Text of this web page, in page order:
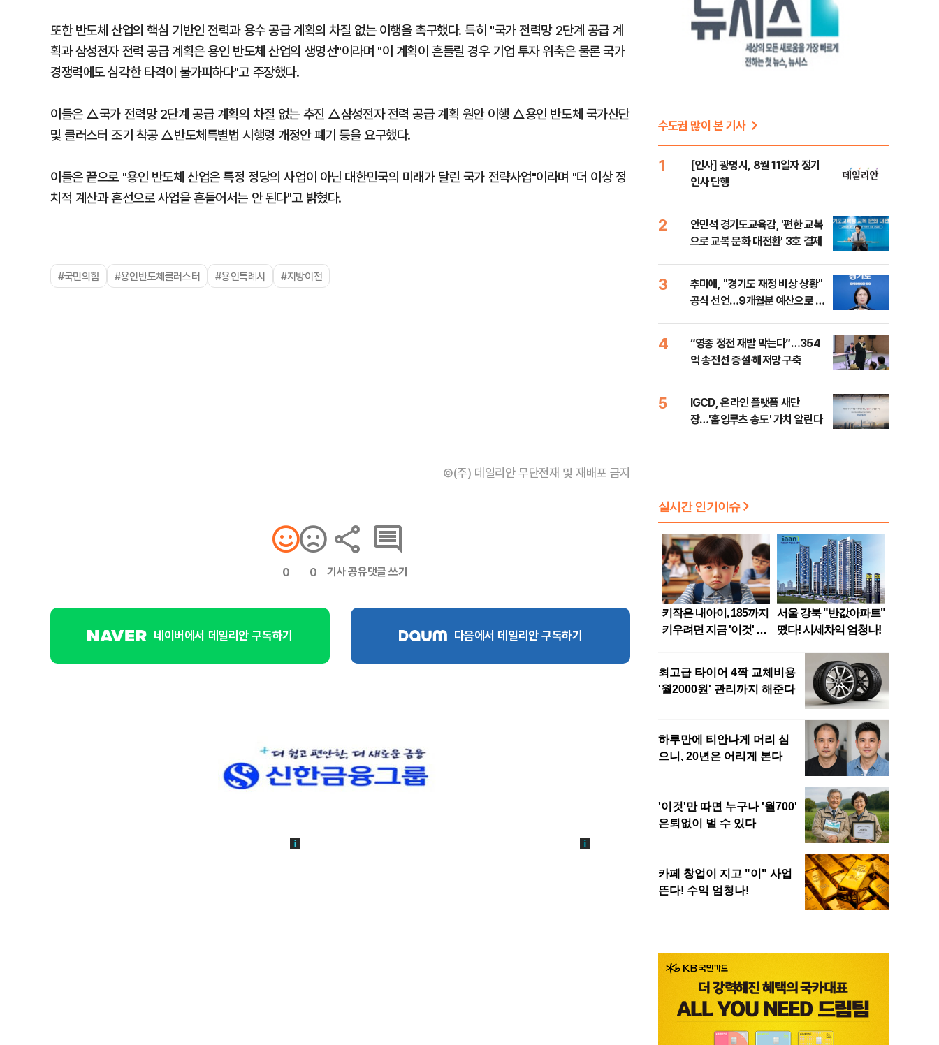
또한 반도체 산업의 핵심 기반인 전력과 용수 공급 계획의 차질 없는 이행을 촉구했다. 특히 "국가 전력망 2단계 공급 계
획과 삼성전자 전력 공급 계획은 용인 반도체 산업의 생명선"이라며 "이 계획이 흔들릴 경우 기업 투자 위축은 물론 국가
경쟁력에도 심각한 타격이 불가피하다"고 주장했다.
이들은 △국가 전력망 2단계 공급 계획의 차질 없는 추진 △삼성전자 전력 공급 계획 원안 이행 △용인 반도체 국가산단
및 클러스터 조기 착공 △반도체특별법 시행령 개정안 폐기 등을 요구했다.
이들은 끝으로 "용인 반도체 산업은 특정 정당의 사업이 아닌 대한민국의 미래가 달린 국가 전략사업"이라며 "더 이상 정
치적 계산과 혼선으로 사업을 흔들어서는 안 된다"고 밝혔다.
#국민의힘 #용인반도체클러스터 #용인특례시 #지방이전
©(주) 데일리안 무단전재 및 재배포 금지
0 0 기사 공유댓글 쓰기
네이버에서 데일리안 구독하기 다음에서 데일리안 구독하기
수도권 많이 본 기사
1
[인사] 광명시, 8월 11일자 정기
인사 단행
2
안민석 경기도교육감, '편한 교복
으로 교복 문화 대전환' 3호 결제
3
추미애, "경기도 재정 비상 상황"
공식 선언…9개월분 예산으로 민
4
“영종 정전 재발 막는다”…354
억 송전선 증설·해저망 구축
5
IGCD, 온라인 플랫폼 새단
장…'홈잉루츠 송도' 가치 알린다